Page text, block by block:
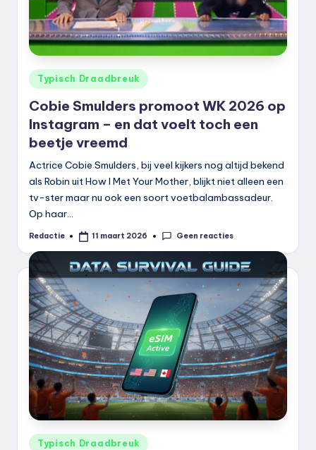
Geplaatst
in
Typisch Draadbreuk
Cobie Smulders promoot WK 2026 op
Instagram – en dat voelt toch een
beetje vreemd
Actrice Cobie Smulders, bij veel kijkers nog altijd bekend
als Robin uit How I Met Your Mother, blijkt niet alleen een
tv-ster maar nu ook een soort voetbalambassadeur.
Op haar…
Geplaatst
Redactie 11 maart 2026 Geen reacties
Geplaatst
Typisch Draadbreuk